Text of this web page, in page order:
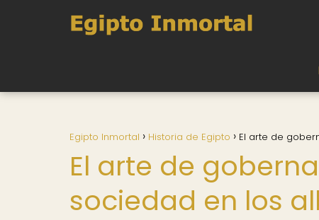
Egipto Inmortal Historia de Egipto El arte de
El arte de
sociedad en los